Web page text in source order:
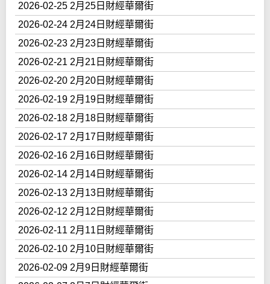
2026-02-25 2月25日財經華爾街
2026-02-24 2月24日財經華爾街
2026-02-23 2月23日財經華爾街
2026-02-21 2月21日財經華爾街
2026-02-20 2月20日財經華爾街
2026-02-19 2月19日財經華爾街
2026-02-18 2月18日財經華爾街
2026-02-17 2月17日財經華爾街
2026-02-16 2月16日財經華爾街
2026-02-14 2月14日財經華爾街
2026-02-13 2月13日財經華爾街
2026-02-12 2月12日財經華爾街
2026-02-11 2月11日財經華爾街
2026-02-10 2月10日財經華爾街
2026-02-09 2月9日財經華爾街